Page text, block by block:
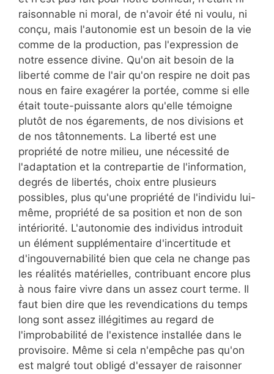
raisonnable ni moral, de n'avoir été ni voulu, ni
conçu, mais l'autonomie est un besoin de la vie
comme de la production, pas l'expression de
notre essence divine. Qu'on ait besoin de la
liberté comme de l'air qu'on respire ne doit pas
nous en faire exagérer la portée, comme si elle
était toute-puissante alors qu'elle témoigne
plutôt de nos égarements, de nos divisions et
de nos tâtonnements. La liberté est une
propriété de notre milieu, une nécessité de
l'adaptation et la contrepartie de l'information,
degrés de libertés, choix entre plusieurs
possibles, plus qu'une propriété de l'individu lui-
même, propriété de sa position et non de son
intériorité. L'autonomie des individus introduit
un élément supplémentaire d'incertitude et
d'ingouvernabilité bien que cela ne change pas
les réalités matérielles, contribuant encore plus
à nous faire vivre dans un assez court terme. Il
faut bien dire que les revendications du temps
long sont assez illégitimes au regard de
l'improbabilité de l'existence installée dans le
provisoire. Même si cela n'empêche pas qu'on
est malgré tout obligé d'essayer de raisonner